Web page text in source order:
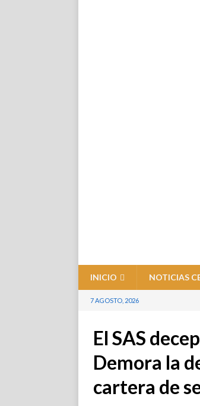
INICIO NOTICIAS
7 AGOSTO, 2026
El SAS
Demora la
cartera de